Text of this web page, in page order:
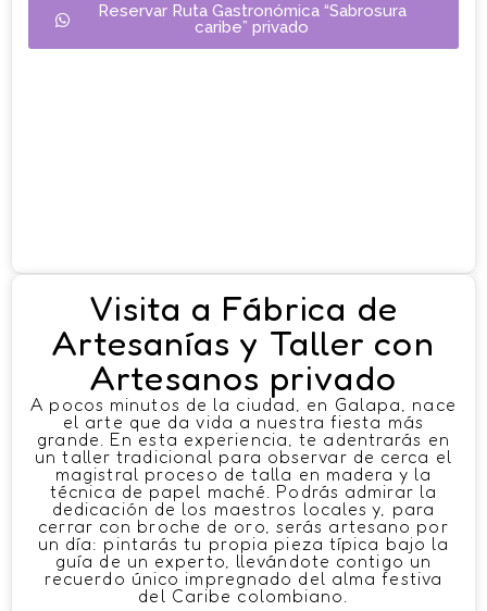
Reservar Ruta Gastronómica “Sabrosura
caribe” privado
Visita a Fábrica de
Artesanías y Taller con
Artesanos privado
A pocos minutos de la ciudad, en Galapa, nace
el arte que da vida a nuestra fiesta más
grande. En esta experiencia, te adentrarás en
un taller tradicional para observar de cerca el
magistral proceso de talla en madera y la
técnica de papel maché. Podrás admirar la
dedicación de los maestros locales y, para
cerrar con broche de oro, serás artesano por
un día: pintarás tu propia pieza típica bajo la
guía de un experto, llevándote contigo un
recuerdo único impregnado del alma festiva
del Caribe colombiano.